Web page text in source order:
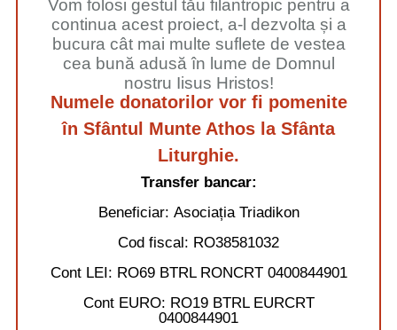
Vom folosi gestul tău filantropic pentru a
continua acest proiect, a-l dezvolta și a
bucura cât mai multe suflete de vestea
cea bună adusă în lume de Domnul
nostru Iisus Hristos!
Numele donatorilor vor fi pomenite
în Sfântul Munte Athos la Sfânta
Liturghie.
Transfer bancar:
Beneficiar: Asociația Triadikon
Cod fiscal: RO38581032
Cont LEI: RO69 BTRL RONCRT 0400844901
Cont EURO: RO19 BTRL EURCRT
0400844901